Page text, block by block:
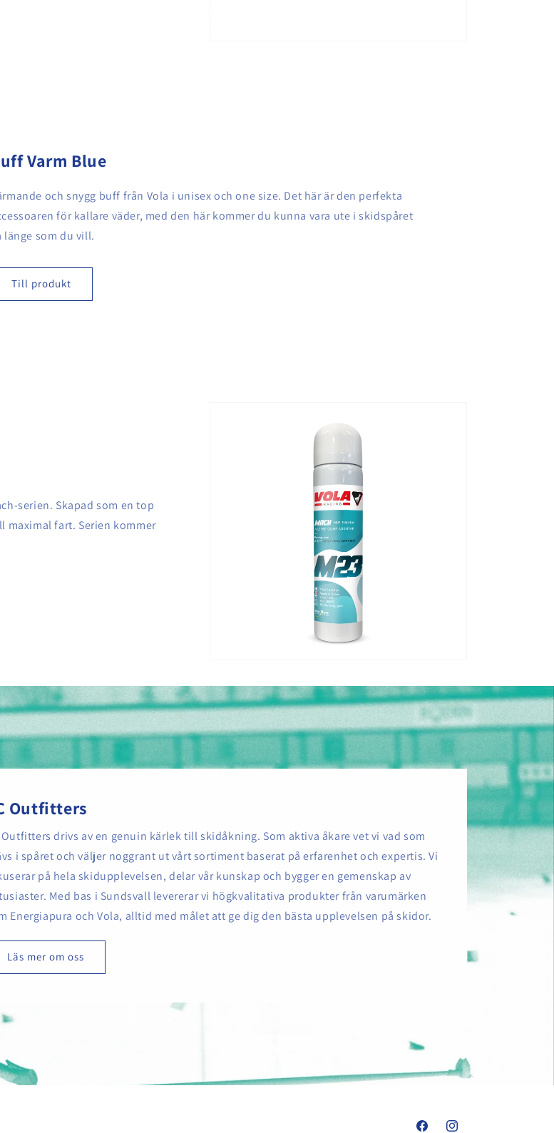
Varm Blue
och snygg buff från Vola i unisex och one size. Det här är den perfekta
för kallare väder, med den här kommer du kunna vara ute i skidspåret
länge som du vill.
Till produkt
serien. Skapad som en top
maximal fart. Serien kommer
Outfitters
Outfitters drivs av en genuin kärlek till skidåkning. Som aktiva åkare vet vi vad som
i spåret och väljer noggrant ut vårt sortiment baserat på erfarenhet och expertis. Vi
på hela skidupplevelsen, delar vår kunskap och bygger en gemenskap av
Med bas i Sundsvall levererar vi högkvalitativa produkter från varumärken
Energiapura och Vola, alltid med målet att ge dig den bästa upplevelsen på skidor.
Läs mer om oss